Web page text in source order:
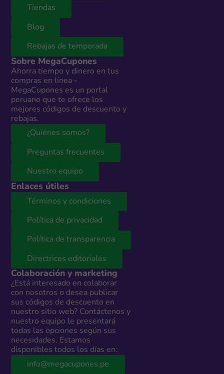
Tiendas
Blog
Rebajas de temporada
Sobre MegaCupones
Ahorra tiempo y dinero en tus
compras en línea -
MegaCupones es un portal
peruano que te ofrece los
mejores códigos de descuento y
rebajas.
¿Quiénes somos?
Preguntas frecuentes
Nuestro equipo
Enlaces útiles
Términos y condiciones
Política de privacidad
Política de transparencia
Directrices editoriales
Colaboración y marketing
¿Está interesado en colaborar
con nosotros o desea publicar
sus códigos de descuento en
nuestro sitio web? Contáctenos y
nuestro equipo le presentará
todas las opciones según sus
necesidades. Estamos
disponibles todos los días en:
info@megacupones.pe